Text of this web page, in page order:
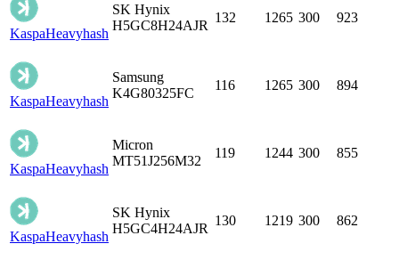
KaspaHeavyhash
SK Hynix
H5GC8H24AJR
132 1265 300 923
KaspaHeavyhash
Samsung
K4G80325FC
116 1265 300 894
KaspaHeavyhash
Micron
MT51J256M32
119 1244 300 855
KaspaHeavyhash
SK Hynix
H5GC4H24AJR
130 1219 300 862